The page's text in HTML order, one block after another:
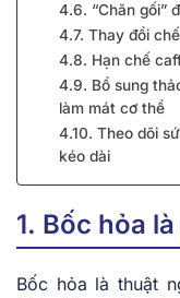
4.6. “Chăn gối”
4.7. Thay đổi
4.8. Hạn chế
4.9. Bổ sung
làm mát cơ thể
4.10. Theo dõi
kéo dài
1. Bốc hỏa
Bốc hỏa là thuật